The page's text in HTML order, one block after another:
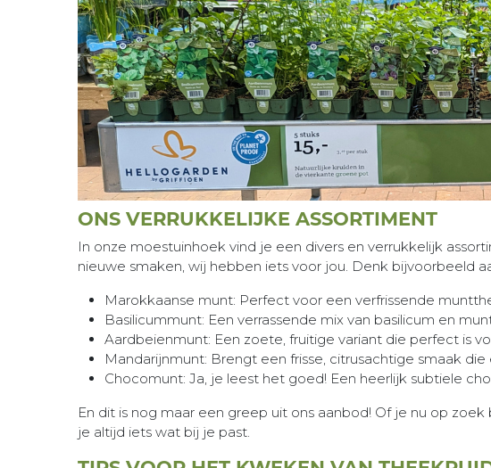
ONS VERRUKKELIJKE ASSORTIMENT
In onze moestuinhoek vind je een divers en verrukkelijk
nieuwe smaken, wij hebben iets voor jou. Denk bijvoorbeeld
Marokkaanse munt: Perfect voor een verfrissende
Basilicummunt: Een verrassende mix van basilicum en
Aardbeienmunt: Een zoete, fruitige variant die perfect is
Mandarijnmunt: Brengt een frisse, citrusachtige smaak
Chocomunt: Ja, je leest het goed! Een heerlijk subtiele
En dit is nog maar een greep uit ons aanbod! Of je nu op
je altijd iets wat bij je past.